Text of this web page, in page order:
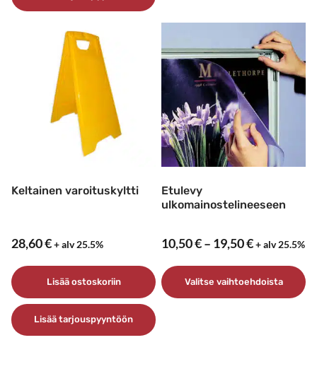
Keltainen varoituskyltti
28,60€+ alv 25.5%
Lisää ostoskoriin
Lisää tarjouspyyntöön
Etulevy
ulkomainostelineeseen
10,50€– 19,50€
–
19,50 €
+ alv 25.5%
Valitse vaihtoehdoista